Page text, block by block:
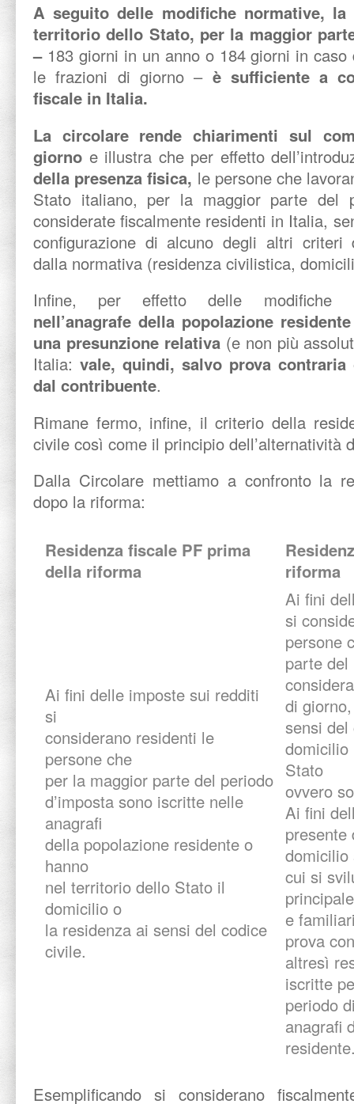
A seguito delle modifiche normative, la
territorio dello Stato, per la maggior
–183 giorni in un anno o 184 giorni in caso
le frazioni di giorno –è sufficiente a
fiscale in Italia.
La circolare rende chiarimenti sul
giorno e illustra che per effetto
della presenza fisica, le persone che
Stato italiano, per la maggior parte del
considerate fiscalmente residenti in Italia,
configurazione di alcuno degli altri criteri
dalla normativa (residenza civilistica,
Infine, per effetto delle modifiche
nell’anagrafe della popolazione
una presunzione relativa (e non più
Italia: vale, quindi, salvo prova
dal contribuente.
Rimane fermo, infine, il criterio della
civile così come il principio dell’alternatività
Dalla Circolare mettiamo a confronto la
dopo la riforma:
Residenza fiscale PF prima
della riforma
riforma
Ai fini delle imposte sui redditi
si
considerano residenti le
persone che
per la maggior parte del periodo
d’imposta sono iscritte nelle
anagrafi
della popolazione residente o
hanno
nel territorio dello Stato il
domicilio o
la residenza ai sensi del codice
civile.
Ai fini
si
persone
parte del
di
sensi
domicilio
Stato
ovvero
Ai fini
presente
domicilio
cui si
e
prova
altresì
iscritte
periodo
anagrafi
Esemplificando si considerano